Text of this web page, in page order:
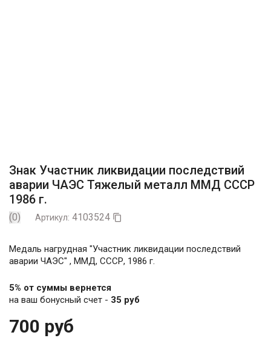
Знак Участник ликвидации последствий
аварии ЧАЭС Тяжелый металл ММД СССР
1986 г.
(0) Артикул: 4103524 
Медаль нагрудная "Участник ликвидации последствий
аварии ЧАЭС" , ММД, СССР, 1986 г.
5% от суммы вернется
на ваш бонусный счет - 35 руб
700 руб